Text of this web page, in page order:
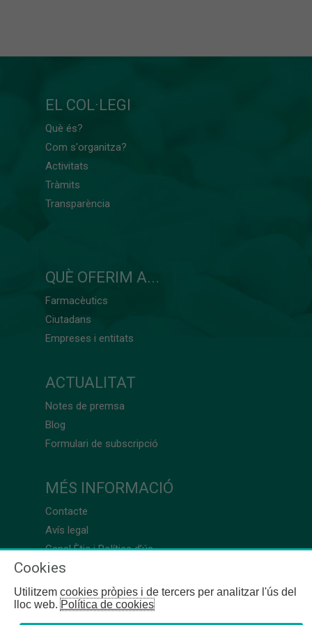
EL COL·LEGI
Què és?
Com s'organitza?
Activitats
Tràmits
Transparència
QUÈ OFERIM A...
Farmacèutics
Ciutadans
Empreses i entitats
ACTUALITAT
Notes de premsa
Blog
Formulari de subscripció
MÉS INFORMACIÓ
Contacte
Avís legal
Canal Ètic i Política d’ús
Cookies
Utilitzem cookies pròpies i de tercers per analitzar l'ús del
lloc web.Política de cookies